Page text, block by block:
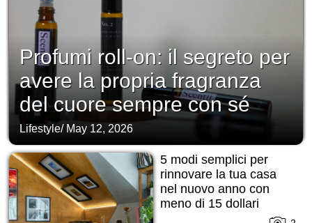
Profumi roll-on: il segreto per
avere la propria fragranza
del cuore sempre con sé
Lifestyle/ May 12, 2026
5 modi semplici per
rinnovare la tua casa
nel nuovo anno con
meno di 15 dollari